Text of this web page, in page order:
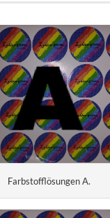
Farbstofflösungen A.